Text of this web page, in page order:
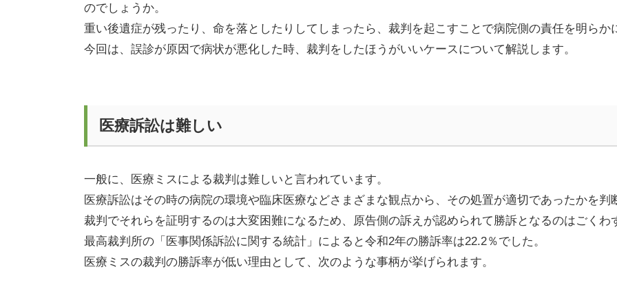
のでしょうか。
重い後遺症が残ったり、命を落としたりしてしまったら、裁判を起こすことで病院側の責任を明らか
今回は、誤診が原因で病状が悪化した時、裁判をしたほうがいいケースについて解説します。
医療訴訟は難しい
一般に、医療ミスによる裁判は難しいと言われています。
医療訴訟はその時の病院の環境や臨床医療などさまざまな観点から、その処置が適切であったかを判
裁判でそれらを証明するのは大変困難になるため、原告側の訴えが認められて勝訴となるのはごくわ
最高裁判所の「医事関係訴訟に関する統計」によると令和2年の勝訴率は22.2％でした。
医療ミスの裁判の勝訴率が低い理由として、次のような事柄が挙げられます。